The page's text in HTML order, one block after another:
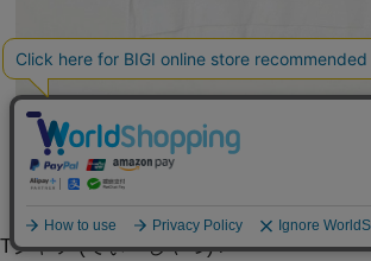
L'EQUIPE
Tシャツ(てぃーしゃつ) /